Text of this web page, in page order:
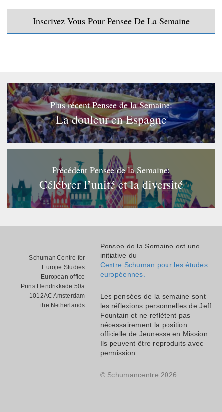
Inscrivez Vous Pour Pensee De La Semaine
Plus récent Pensee de la Semaine:
La douleur en Espagne
Précédent Pensee de la Semaine:
Célébrer l’unité et la diversité
Schuman Centre for
Europe Studies
European office
Prins Hendrikkade 50a
1012AC Amsterdam
the Netherlands
Pensee de la Semaine est une
initiative du
Centre Schuman pour les études
européennes.
Les pensées de la semaine sont
les réflexions personnelles de Jeff
Fountain et ne reflètent pas
nécessairement la position
officielle de Jeunesse en Mission.
Ils peuvent être reproduits avec
permission.
© Schumancentre 2026